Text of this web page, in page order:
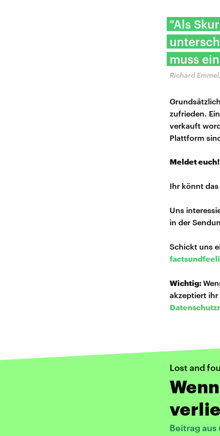
"Als
muss
Richard
zufrieden.
verkauft
Plattform
Meldet euch!
Ihr könnt das
Uns
in der
Schickt uns
Wichtig:
akzeptiert ihr
Lost and
Beitrag aus